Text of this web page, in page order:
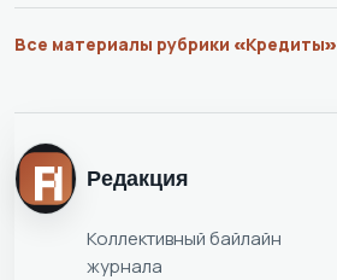
Все материалы рубрики «Кредиты»
Редакция
Коллективный байлайн
журнала